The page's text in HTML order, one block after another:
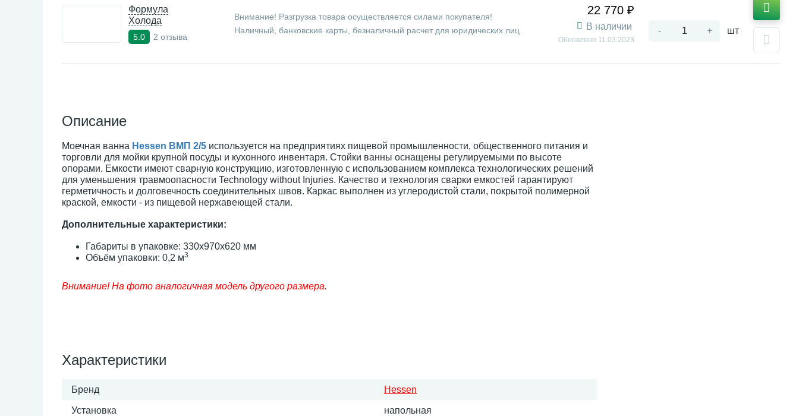
Формула
Холода
5.0 2 отзыва
Внимание! Разгрузка товара осуществляется силами покупателя!
Наличный, банковские карты, безналичный расчет для юридических лиц
22 770 ₽
В наличии
Обновлено 11.03.2023
- + шт
Описание
Моечная ванна Hessen ВМП 2/5 используется на предприятиях пищевой промышленности, общественного питания и
торговли для мойки крупной посуды и кухонного инвентаря. Стойки ванны оснащены регулируемыми по высоте
опорами. Емкости имеют сварную конструкцию, изготовленную с использованием комплекса технологических решений
для уменьшения травмоопасности Technology without Injuries. Качество и технология сварки емкостей гарантируют
герметичность и долговечность соединительных швов. Каркас выполнен из углеродистой стали, покрытой полимерной
краской, емкости - из пищевой нержавеющей стали.
Дополнительные характеристики:
Габариты в упаковке: 330х970х620 мм
Объём упаковки: 0,2 м3
Внимание! На фото аналогичная модель другого размера.
Характеристики
Бренд Hessen
Установка напольная